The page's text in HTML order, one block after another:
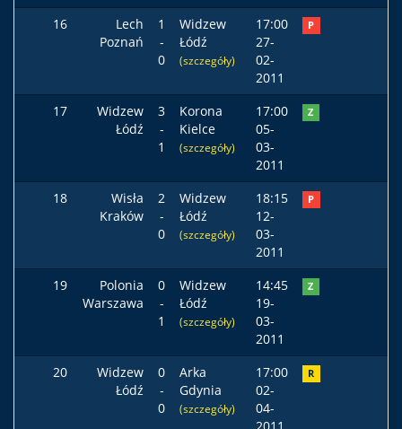
16
Lech
Poznań
1
-
0
Widzew
Łódź
(szczegóły)
17:00
27-
02-
2011
P
17
Widzew
Łódź
3
-
1
Korona
Kielce
(szczegóły)
17:00
05-
03-
2011
Z
18
Wisła
Kraków
2
-
0
Widzew
Łódź
(szczegóły)
18:15
12-
03-
2011
P
19
Polonia
Warszawa
0
-
1
Widzew
Łódź
(szczegóły)
14:45
19-
03-
2011
Z
20
Widzew
Łódź
0
-
0
Arka
Gdynia
(szczegóły)
17:00
02-
04-
R